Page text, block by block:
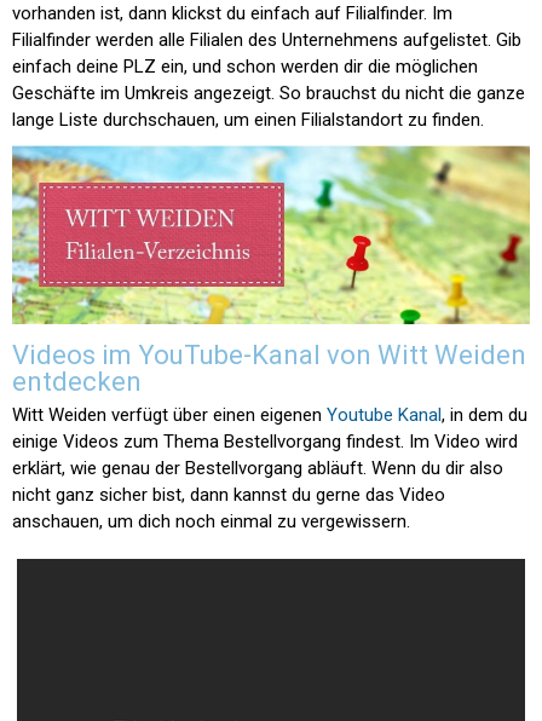
vorhanden ist, dann klickst du einfach auf Filialfinder. Im
Filialfinder werden alle Filialen des Unternehmens aufgelistet. Gib
einfach deine PLZ ein, und schon werden dir die möglichen
Geschäfte im Umkreis angezeigt. So brauchst du nicht die ganze
lange Liste durchschauen, um einen Filialstandort zu finden.
Videos im YouTube-Kanal von Witt Weiden
entdecken
Witt Weiden verfügt über einen eigenen Youtube Kanal, in dem du
einige Videos zum Thema Bestellvorgang findest. Im Video wird
erklärt, wie genau der Bestellvorgang abläuft. Wenn du dir also
nicht ganz sicher bist, dann kannst du gerne das Video
anschauen, um dich noch einmal zu vergewissern.